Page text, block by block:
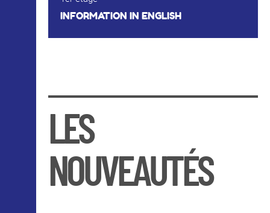
INFORMATION IN ENGLISH
LES
NOUVEAUTÉS